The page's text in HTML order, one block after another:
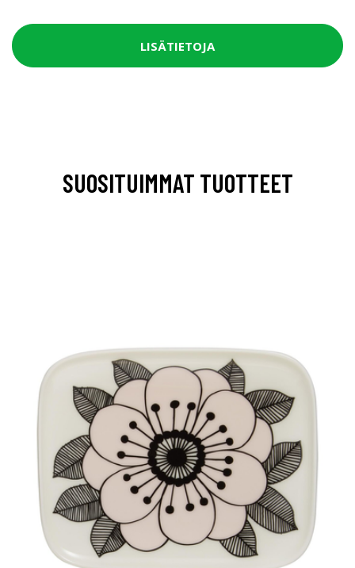
LISÄTIETOJA
SUOSITUIMMAT TUOTTEET